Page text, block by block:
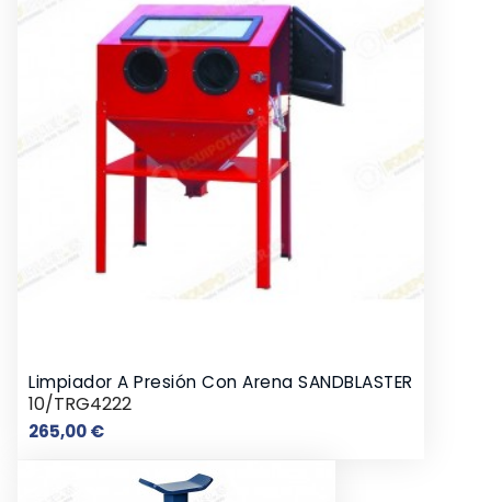
Limpiador A Presión Con Arena SANDBLASTER
10/TRG4222
265,00 €Precio